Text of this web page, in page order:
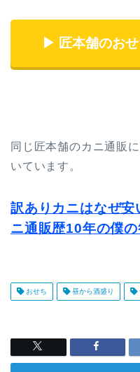
▶ 匠本舗のお
同じ匠本舗のカニ通販
いています。
訳ありカニはなぜ安
ニ通販歴10年の僕の
おせち 昼から酒盛り